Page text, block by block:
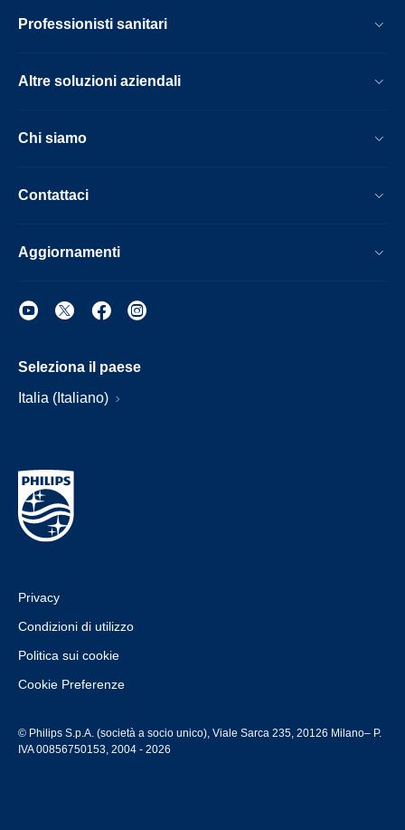
Professionisti sanitari
Altre soluzioni aziendali
Chi siamo
Contattaci
Aggiornamenti
Seleziona il paese
Italia (Italiano)
Privacy
Condizioni di utilizzo
Politica sui cookie
Cookie Preferenze
© Philips S.p.A. (società a socio unico), Viale Sarca 235, 20126 Milano– P.
IVA 00856750153, 2004 - 2026